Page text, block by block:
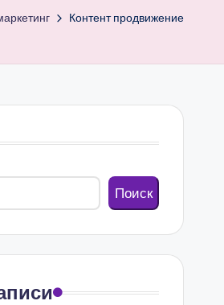
Контент продвижение
Поиск